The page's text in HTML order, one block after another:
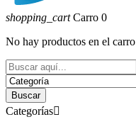
shopping_cart Carro 0
No hay productos en el carro
Buscar
Categorías